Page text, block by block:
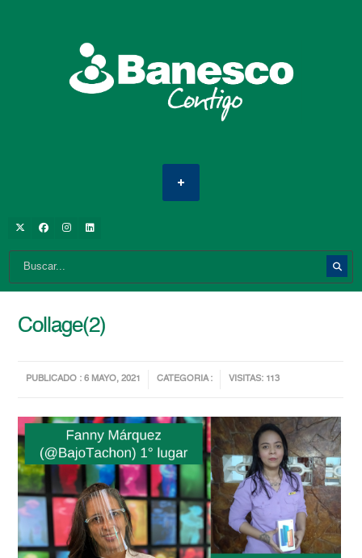
Collage(2)
PUBLICADO : 6 MAYO, 2021 CATEGORIA : VISITAS: 113